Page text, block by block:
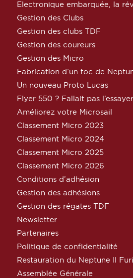
Electronique embarquée, la
Gestion des Clubs
Gestion des clubs TDF
Gestion des coureurs
Gestion des Micro
Fabrication d’un foc de
Un nouveau Proto Lucas
Flyer 550 ? Fallait pas
Améliorez votre Microsail
Classement Micro 2023
Classement Micro 2024
Classement Micro 2025
Classement Micro 2026
Conditions d’adhésion
Gestion des adhésions
Gestion des régates TDF
Newsletter
Partenaires
Politique de confidentialité
Restauration du Neptune Il
Assemblée Générale